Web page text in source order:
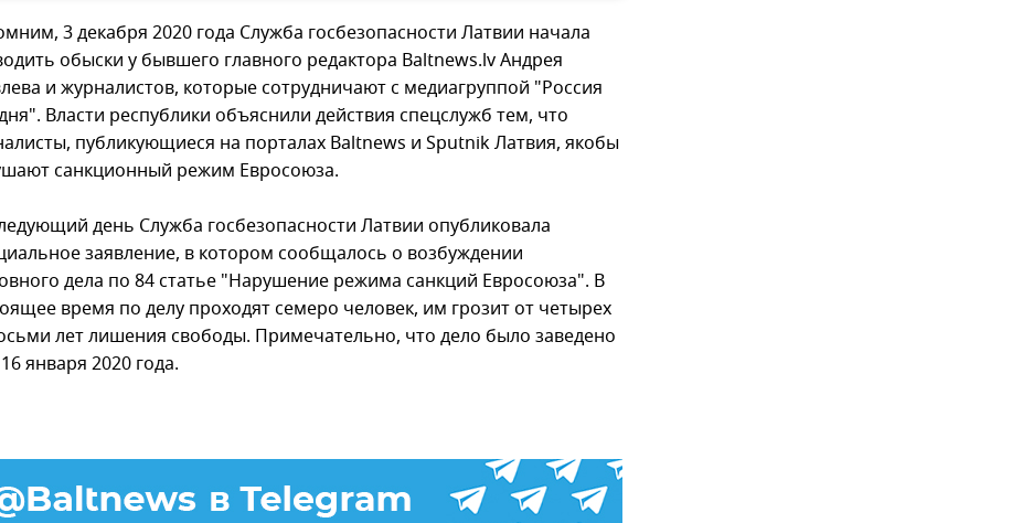
3 декабря 2020 года Служба госбезопасности Латвии начала
обыски у бывшего главного редактора Baltnews.lv Андрея
и журналистов, которые сотрудничают с медиагруппой "Россия
Власти республики объяснили действия спецслужб тем, что
публикующиеся на порталах Baltnews и Sputnik Латвия, якобы
санкционный режим Евросоюза.
день Служба госбезопасности Латвии опубликовала
заявление, в котором сообщалось о возбуждении
дела по 84 статье "Нарушение режима санкций Евросоюза". В
время по делу проходят семеро человек, им грозит от четырех
лет лишения свободы. Примечательно, что дело было заведено
января 2020 года.